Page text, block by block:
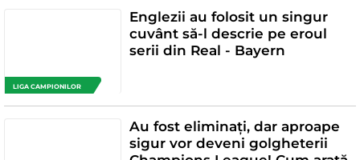
LIGA CAMPIONILOR
Englezii au folosit un singur
cuvânt să-l descrie pe eroul
serii din Real - Bayern
Au fost eliminați, dar aproape
sigur vor deveni golgheterii